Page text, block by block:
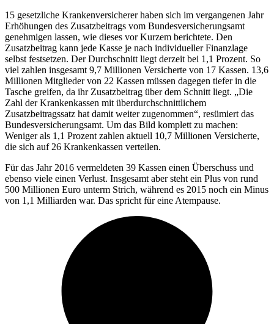
15 gesetzliche Krankenversicherer haben sich im vergangenen Jahr
Erhöhungen des Zusatzbeitrags vom Bundesversicherungsamt
genehmigen lassen, wie dieses vor Kurzem berichtete. Den
Zusatzbeitrag kann jede Kasse je nach individueller Finanzlage
selbst festsetzen. Der Durchschnitt liegt derzeit bei 1,1 Prozent. So
viel zahlen insgesamt 9,7 Millionen Versicherte von 17 Kassen. 13,6
Millionen Mitglieder von 22 Kassen müssen dagegen tiefer in die
Tasche greifen, da ihr Zusatzbeitrag über dem Schnitt liegt. „Die
Zahl der Krankenkassen mit überdurchschnittlichem
Zusatzbeitragssatz hat damit weiter zugenommen“, resümiert das
Bundesversicherungsamt. Um das Bild komplett zu machen:
Weniger als 1,1 Prozent zahlen aktuell 10,7 Millionen Versicherte,
die sich auf 26 Krankenkassen verteilen.
Für das Jahr 2016 vermeldeten 39 Kassen einen Überschuss und
ebenso viele einen Verlust. Insgesamt aber steht ein Plus von rund
500 Millionen Euro unterm Strich, während es 2015 noch ein Minus
von 1,1 Milliarden war. Das spricht für eine Atempause.